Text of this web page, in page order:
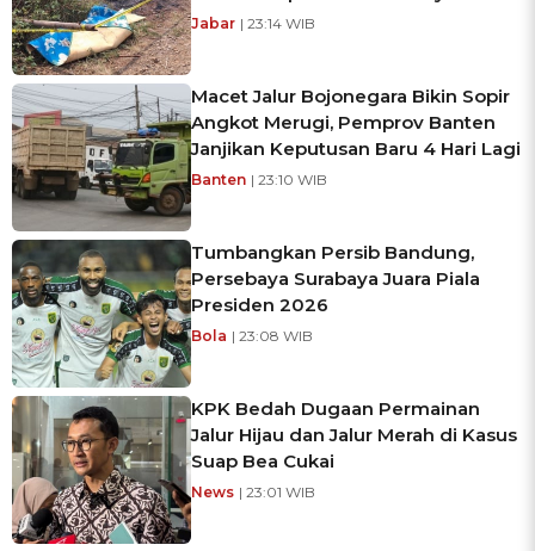
Jabar | 23:14 WIB
Macet Jalur Bojonegara Bikin Sopir
Angkot Merugi, Pemprov Banten
Janjikan Keputusan Baru 4 Hari Lagi
Banten | 23:10 WIB
Tumbangkan Persib Bandung,
Persebaya Surabaya Juara Piala
Presiden 2026
Bola | 23:08 WIB
KPK Bedah Dugaan Permainan
Jalur Hijau dan Jalur Merah di Kasus
Suap Bea Cukai
News | 23:01 WIB